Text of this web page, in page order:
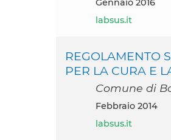
gennaio 2016
labsus.it
REGOLAMENTO
PER LA CURA E
Comune di
febbraio 2014
labsus.it